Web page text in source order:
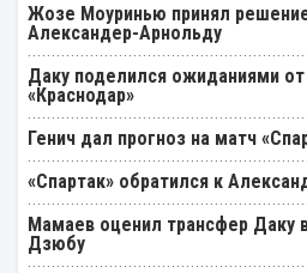
Жозе Моуринью принял
Александер-Арнольду
Даку поделился ожиданиями от
«Краснодар»
Генич дал прогноз на матч
«Спартак» обратился к
Мамаев оценил трансфер Даку
Дзюбу